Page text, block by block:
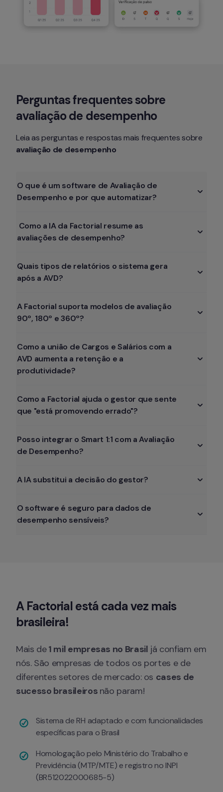
Perguntas frequentes sobre
avaliação de desempenho
Leia as perguntas e respostas
avaliação de desempenho
O que é um software de Avaliação de
Como a IA da Factorial resume as
Quais tipos de relatórios o sistema gera
A Factorial suporta modelos de avaliação
90º, 180º e 360º?
Como a união de Cargos e Salários com a
AVD aumenta a retenção e a
produtividade?
Como a Factorial ajuda o gestor que sente
que "está promovendo errado"?
Posso integrar o Smart 1:1 com a Avaliação
O software é seguro para dados de
desempenho sensíveis?
A Factorial está cada vez mais
brasileira!
Mais de 1 mil empresas no Brasil já confiam em
nós. São empresas de todos os portes e de
diferentes setores de mercado: os cases de
sucesso brasileiros não param!
Sistema de RH adaptado e com funcionalidades
específicas para o Brasil
Homologação pelo Ministério do Trabalho e
Previdência (MTP/MTE) e registro no INPI
(BR512022000685-5)